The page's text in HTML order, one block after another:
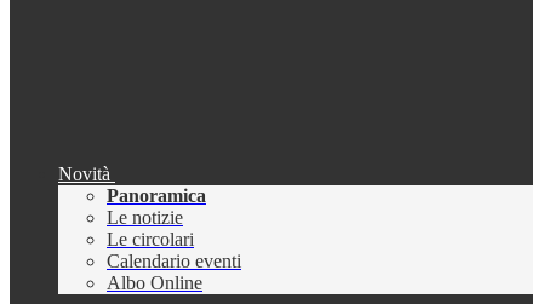
Novità
Panoramica
Le notizie
Le circolari
Calendario eventi
Albo Online